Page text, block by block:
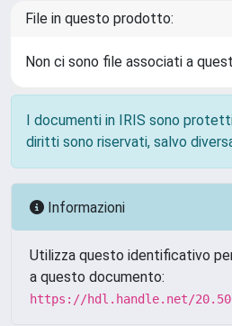
File in questo prodotto:
Non ci sono file associati a
I documenti in IRIS sono
diritti sono riservati, salvo
Informazioni
Utilizza questo identificativo
a questo documento:
https://hdl.handle.net/